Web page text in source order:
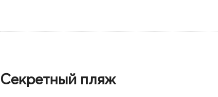
Секретный пляж